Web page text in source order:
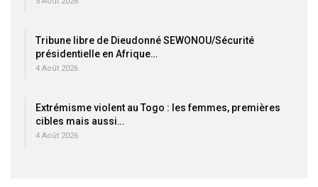
Tribune libre de Dieudonné SEWONOU/Sécurité
présidentielle en Afrique…
4 Août 2026
Extrémisme violent au Togo : les femmes, premières
cibles mais aussi…
4 Août 2026